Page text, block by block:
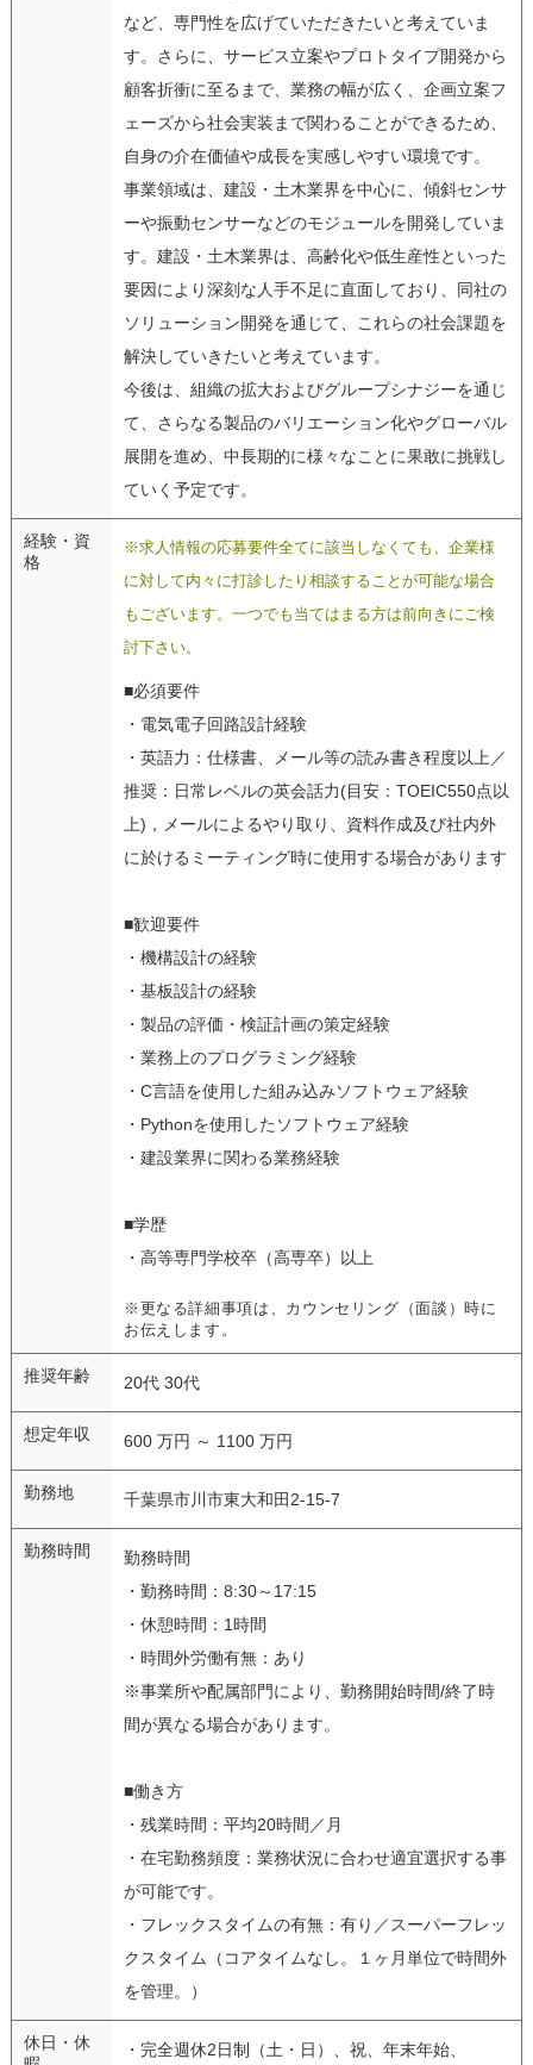
など、専門性を広げていただきたいと考えていま
す。さらに、サービス立案やプロトタイプ開発から
顧客折衝に至るまで、業務の幅が広く、企画立案フ
ェーズから社会実装まで関わることができるため、
自身の介在価値や成長を実感しやすい環境です。
事業領域は、建設・土木業界を中心に、傾斜センサ
ーや振動センサーなどのモジュールを開発していま
す。建設・土木業界は、高齢化や低生産性といった
要因により深刻な人手不足に直面しており、同社の
ソリューション開発を通じて、これらの社会課題を
解決していきたいと考えています。
今後は、組織の拡大およびグループシナジーを通じ
て、さらなる製品のバリエーション化やグローバル
展開を進め、中長期的に様々なことに果敢に挑戦し
ていく予定です。
経験・資
格
※求人情報の応募要件全てに該当しなくても、企業様
に対して内々に打診したり相談することが可能な場合
もございます。一つでも当てはまる方は前向きにご検
討下さい。
■必須要件
・電気電子回路設計経験
・英語力：仕様書、メール等の読み書き程度以上／
推奨：日常レベルの英会話力(目安：TOEIC550点以
上)，メールによるやり取り、資料作成及び社内外
に於けるミーティング時に使用する場合があります
■歓迎要件
・機構設計の経験
・基板設計の経験
・製品の評価・検証計画の策定経験
・業務上のプログラミング経験
・C言語を使用した組み込みソフトウェア経験
・Pythonを使用したソフトウェア経験
・建設業界に関わる業務経験
■学歴
・高等専門学校卒（高専卒）以上
※更なる詳細事項は、カウンセリング（面談）時に
お伝えします。
推奨年齢 20代 30代
想定年収 600 万円 ～ 1100 万円
勤務地 千葉県市川市東大和田2-15-7
勤務時間
勤務時間
・勤務時間：8:30～17:15
・休憩時間：1時間
・時間外労働有無：あり
※事業所や配属部門により、勤務開始時間/終了時
間が異なる場合があります。
■働き方
・残業時間：平均20時間／月
・在宅勤務頻度：業務状況に合わせ適宜選択する事
が可能です。
・フレックスタイムの有無：有り／スーパーフレッ
クスタイム（コアタイムなし。１ヶ月単位で時間外
を管理。）
休日・休
・完全週休2日制（土・日）、祝、年末年始、